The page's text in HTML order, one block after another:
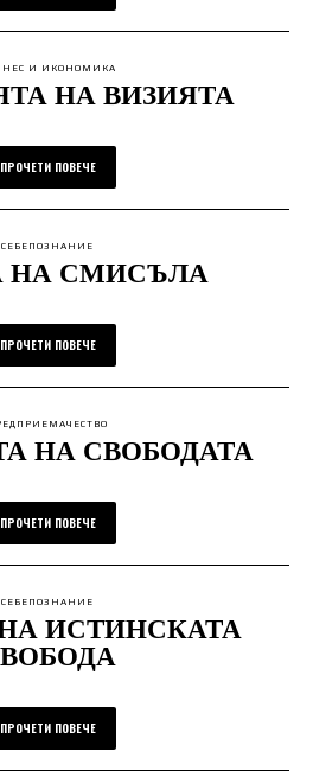
И ИКОНОМИКА
НА ВИЗИЯТА
ПРОЧЕТИ ПОВЕЧЕ
СЕБЕПОЗНАНИЕ
НА СМИСЪЛА
ПРОЧЕТИ ПОВЕЧЕ
НА СВОБОДАТА
ПРОЧЕТИ ПОВЕЧЕ
СЕБЕПОЗНАНИЕ
ИСТИНСКАТА
ПРОЧЕТИ ПОВЕЧЕ